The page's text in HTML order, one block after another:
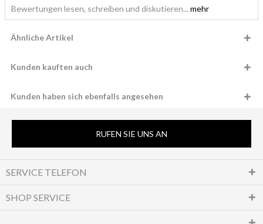
Bewertungen lesen, schreiben und diskutieren... mehr
Ähnliche Artikel
Kunden kauften auch
Kunden haben sich ebenfalls angesehen
RUFEN SIE UNS AN
SERVICE TELEFON
SHOP SERVICE